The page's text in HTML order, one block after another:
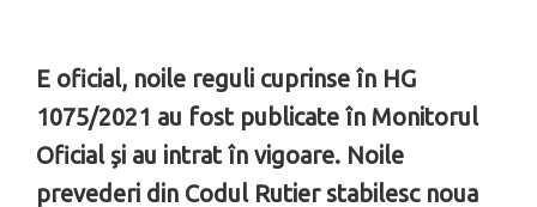
E oficial, noile reguli cuprinse în HG
1075/2021 au fost publicate în Monitorul
Oficial și au intrat în vigoare. Noile
prevederi din Codul Rutier stabilesc noua